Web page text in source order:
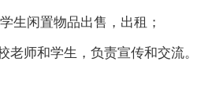
生闲置物品出售，出租；
老师和学生，负责宣传和交流。